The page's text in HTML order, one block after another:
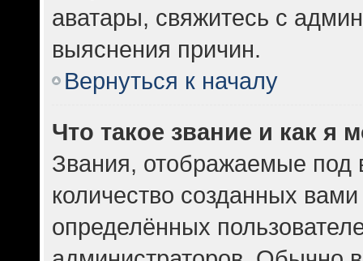
аватары, свяжитесь с
выяснения причин.
Вернуться к началу
Что такое звание и как я
Звания, отображаемые
количество созданных
определённых